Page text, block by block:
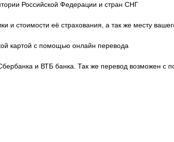
Российской Федерации и стран СНГ
и стоимости её страхования, а так же месту
картой с помощью онлайн перевода
и ВТБ банка. Так же перевод возможен